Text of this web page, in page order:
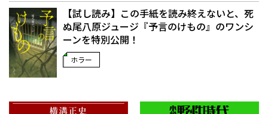
【試し読み】この手紙を読み終えないと、死
ぬ――尾八原ジュージ『予言のけもの』のワンシ
ーンを特別公開！
ホラー